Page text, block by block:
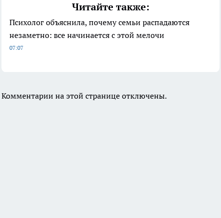
Читайте также:
Психолог объяснила, почему семьи распадаются
незаметно: все начинается с этой мелочи
07:07
Комментарии на этой странице отключены.